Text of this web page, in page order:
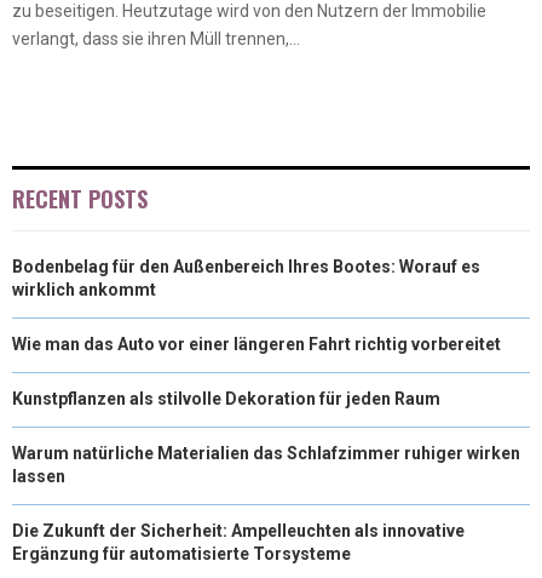
zu beseitigen. Heutzutage wird von den Nutzern der Immobilie
verlangt, dass sie ihren Müll trennen,...
RECENT POSTS
Bodenbelag für den Außenbereich Ihres Bootes: Worauf es
wirklich ankommt
Wie man das Auto vor einer längeren Fahrt richtig vorbereitet
Kunstpflanzen als stilvolle Dekoration für jeden Raum
Warum natürliche Materialien das Schlafzimmer ruhiger wirken
lassen
Die Zukunft der Sicherheit: Ampelleuchten als innovative
Ergänzung für automatisierte Torsysteme